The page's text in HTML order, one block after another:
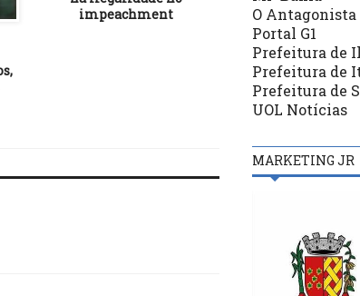
impeachment
POLÍTICA
09/01/19
Nove mil novos
devem ser
Ilhéus até dia
O Antagonista
Portal G1
Prefeitura de
Prefeitura de
Prefeitura de
UOL Notícias
MARKETING JR